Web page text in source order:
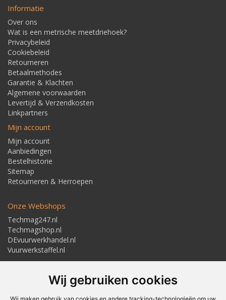
Wij gebruiken cookies
Informatie
Over ons
Wat is een metrische meetdriehoek?
Privacybeleid
Cookiebeleid
Retourneren
Betaalmethodes
Garantie & Klachten
Algemene voorwaarden
Levertijd & Verzendkosten
Linkpartners
Mijn account
Mijn account
Aanbiedingen
Bestelhistorie
Sitemap
Retourneren & Herroepen
Onze Webshops
Techmag247.nl
Techmagshop.nl
DEvuurwerkhandel.nl
Vuurwerkstaffel.nl
Adresgegevens
Textielstraat 4, 7483 PB Haaksbergen
Telefoon: 053-5723224